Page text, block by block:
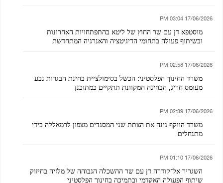
17/06/2026 03:04 PM
מוסטפא דן עם שר החוץ של ליטא בהתפתחויות האחרונות
ובשיתוף פעולה בתחומי הדיגיטציה והאנרגיה המתחדשת
17/06/2026 02:58 PM
משרד החינוך הפלסטיני: הכשל בסימולציית בחינת הבגרות נבע
מעומס חריג, הבחינה המקוונת תתקיים כמתוכנן
17/06/2026 02:39 PM
משרד הווקף גינה את הצתת שני המסגדים מצפון לרמאללה בידי
מתנחלים
17/06/2026 01:10 PM
השגריר אל־קודרה דן עם שר ההשכלה הגבוהה של מלזיה בחיזוק
שיתוף הפעולה האקדמי ובתמיכה בחינוך הפלסטיני